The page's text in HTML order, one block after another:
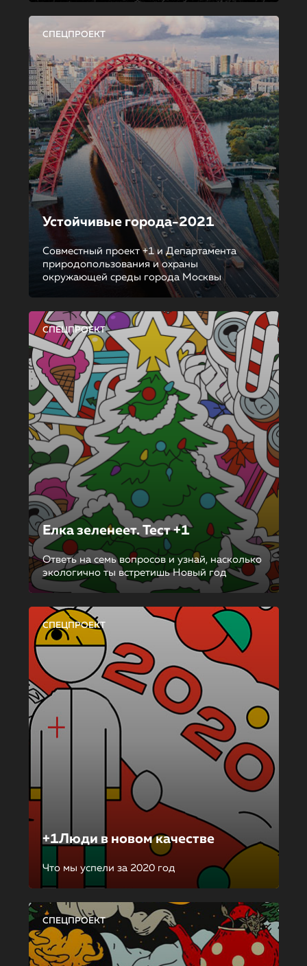
СПЕЦПРОЕКТ
Устойчивые города-2021
Совместный проект +1 и Департамента
природопользования и охраны
окружающей среды города Москвы
СПЕЦПРОЕКТ
Елка зеленеет. Тест +1
Ответь на семь вопросов и узнай, насколько
экологично ты встретишь Новый год
СПЕЦПРОЕКТ
+1Люди в новом качестве
Что мы успели за 2020 год
СПЕЦПРОЕКТ